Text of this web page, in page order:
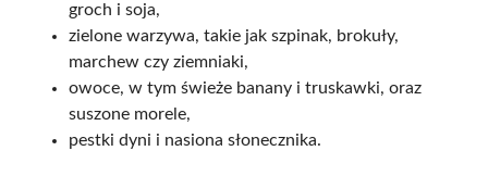
groch i soja,
zielone warzywa, takie jak szpinak, brokuły,
marchew czy ziemniaki,
owoce, w tym świeże banany i truskawki, oraz
suszone morele,
pestki dyni i nasiona słonecznika.